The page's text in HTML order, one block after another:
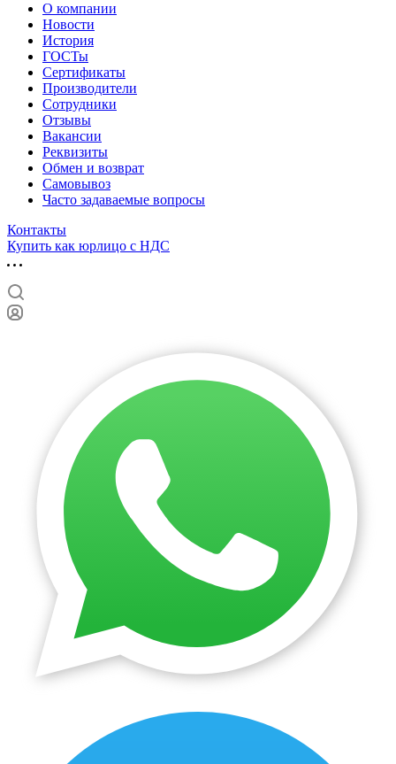
О компании
Новости
История
ГОСТы
Сертификаты
Производители
Сотрудники
Отзывы
Вакансии
Реквизиты
Обмен и возврат
Самовывоз
Часто задаваемые вопросы
Контакты
Купить как юрлицо с НДС